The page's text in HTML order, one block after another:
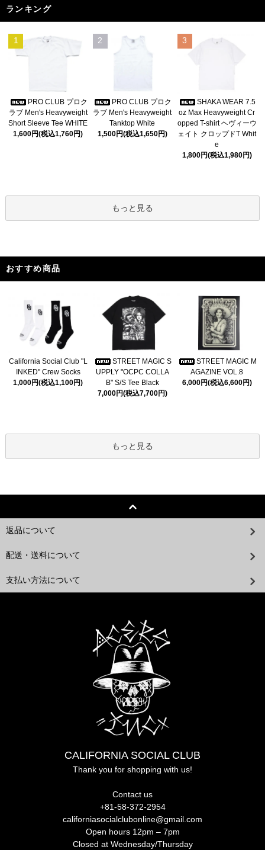
ランキング
1
PRO CLUB プロク
ラブ Men's Heavyweight
Short Sleeve Tee WHITE
1,600円(税込1,760円)
2
PRO CLUB プロク
ラブ Men's Heavyweight
Tanktop White
1,500円(税込1,650円)
3
SHAKA WEAR 7.5
oz Max Heavyweight Cr
opped T-shirt ヘヴィーウ
ェイト クロップドT Whit
e
1,800円(税込1,980円)
もっと見る
おすすめ商品
California Social Club "L
INKED" Crew Socks
1,000円(税込1,100円)
STREET MAGIC S
UPPLY "OCPC COLLA
B" S/S Tee Black
7,000円(税込7,700円)
STREET MAGIC M
AGAZINE VOL.8
6,000円(税込6,600円)
もっと見る
返品について
配送・送料について
支払い方法について
CALIFORNIA SOCIAL CLUB
Thank you for shopping with us!
Contact us
+81-58-372-2954
californiasocialclubonline@gmail.com
Open hours 12pm – 7pm
Closed at Wednesday/Thursday